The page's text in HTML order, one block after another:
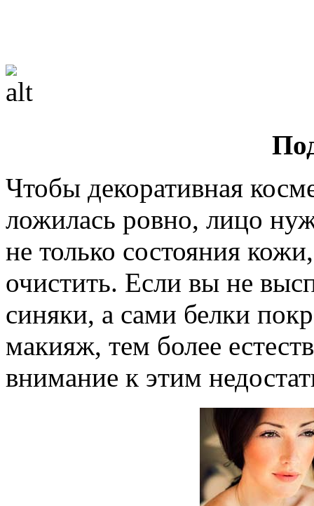
Чтобы декоративная
ложилась ровно, лицо
не только состояния
очистить. Если вы не
синяки, а сами белки
макияж, тем более
внимание к этим